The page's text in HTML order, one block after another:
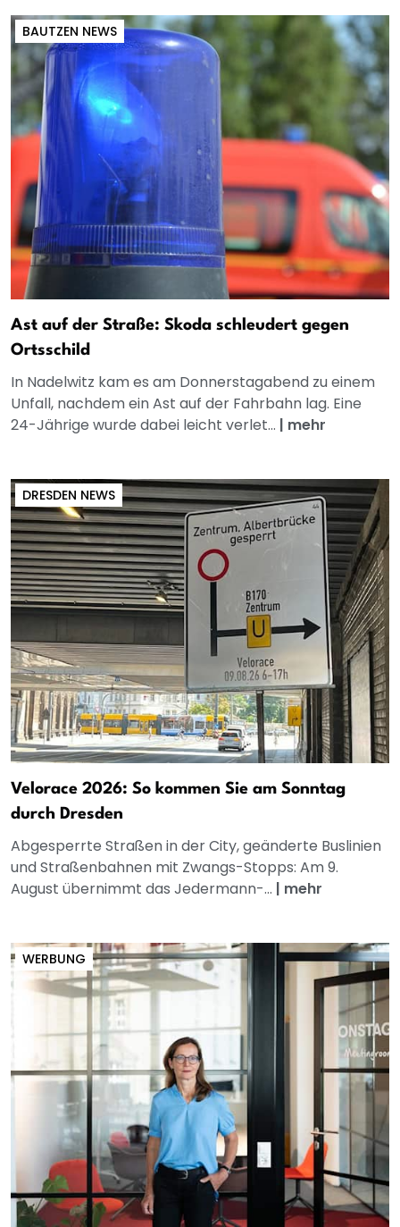
BAUTZEN NEWS
Ast auf der Straße: Skoda schleudert gegen
Ortsschild
In Nadelwitz kam es am Donnerstagabend zu einem
Unfall, nachdem ein Ast auf der Fahrbahn lag. Eine
24-Jährige wurde dabei leicht verlet... | mehr
DRESDEN NEWS
Velorace 2026: So kommen Sie am Sonntag
durch Dresden
Abgesperrte Straßen in der City, geänderte Buslinien
und Straßenbahnen mit Zwangs-Stopps: Am 9.
August übernimmt das Jedermann-... | mehr
WERBUNG